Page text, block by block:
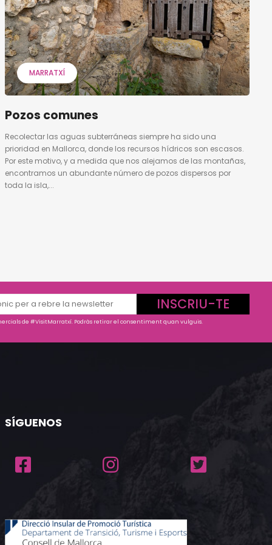
MARRATXÍ
Pozos comunes
Recolectar las aguas subterráneas siempre ha sido una
prioridad en Mallorca, donde los recursos hídricos son escasos.
Por este motivo, y a medida que nos alejamos de las montañas,
encontramos un abundante número de pozos dispersos por
toda la isla,...
INSCRIU-TE
de #VisitMarratxí. Podràs retirar el consentiment quan vulguis.
SÍGUENOS